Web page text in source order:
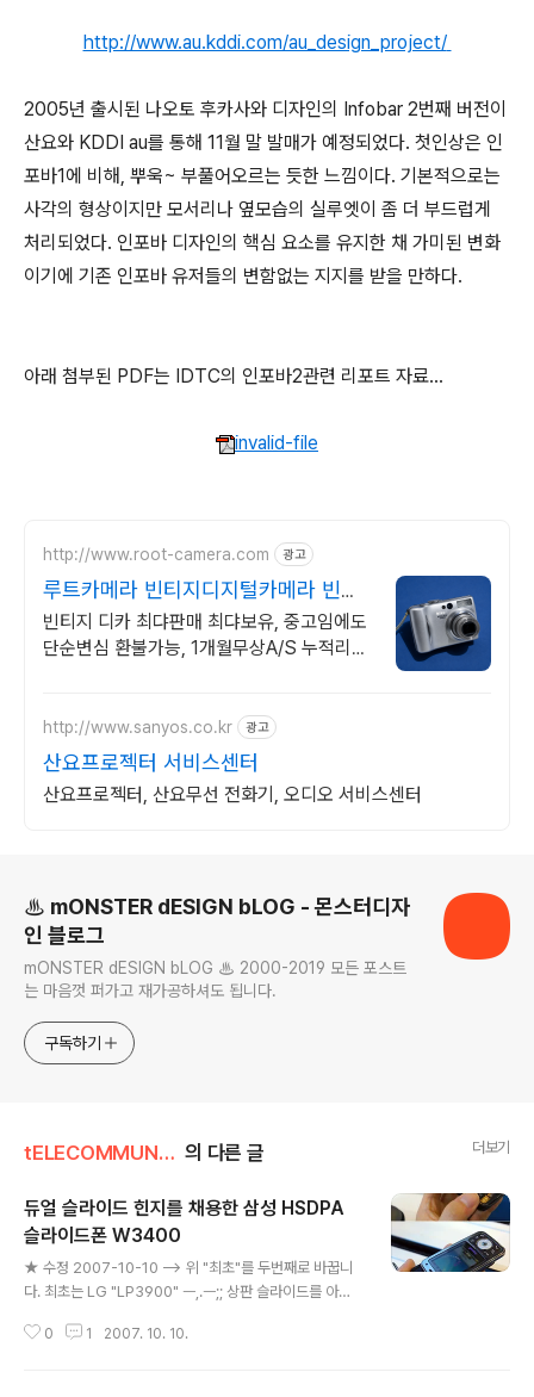
http://www.au.kddi.com/au_design_project/
2005년 출시된 나오토 후카사와 디자인의 Infobar 2번째 버전이
산요와 KDDI au를 통해 11월 말 발매가 예정되었다. 첫인상은 인
포바1에 비해, 뿌욱~ 부풀어오르는 듯한 느낌이다. 기본적으로는
사각의 형상이지만 모서리나 옆모습의 실루엣이 좀 더 부드럽게
처리되었다. 인포바 디자인의 핵심 요소를 유지한 채 가미된 변화
이기에 기존 인포바 유저들의 변함없는 지지를 받을 만하다.
아래 첨부된 PDF는 IDTC의 인포바2관련 리포트 자료...
invalid-file
http://www.root-camera.com 광고
루트카메라 빈티지디지털카메라 빈티
지 디카 디지털카메라
빈티지 디카 최댜판매 최댜보유, 중고임에도
단순변심 환불가능, 1개월무상A/S 누적리뷰
http://www.sanyos.co.kr 광고
산요프로젝터 서비스센터
산요프로젝터, 산요무선 전화기, 오디오 서비스센터
♨ mONSTER dESIGN bLOG - 몬스터디자
인 블로그
mONSTER dESIGN bLOG ♨ 2000-2019 모든 포스트
는 마음껏 퍼가고 재가공하셔도 됩니다.
구독하기
tELECOMMUNICATION 의 다른 글 더보기
듀얼 슬라이드 힌지를 채용한 삼성 HSDPA
슬라이드폰 W3400
★ 수정 2007-10-10 --> 위 "최초"를 두번째로 바꿉니
다. 최초는 LG "LP3900" ㅡ,.ㅡ;; 상판 슬라이드를 아래
00 HSDPA 슬라이드폰... 비록, 멀티미디어 콘트롤용 버
0 1 2007. 10. 10.